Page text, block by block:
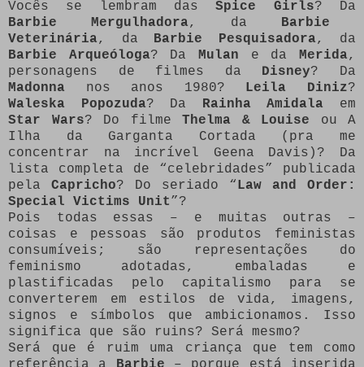
Vocês se lembram dasSpice Girls? Da
Barbie Mergulhadora, da Barbie
Veterinária, da Barbie Pesquisadora, da
Barbie Arqueóloga? DaMulan e daMerida,
personagens de filmes da Disney? Da
Madonna nos anos 1980? Leila Diniz?
Waleska Popozuda? Da Rainha Amidala em
Star Wars? Do filme Thelma & Louise ou A
Ilha da Garganta Cortada (pra me
concentrar na incrível Geena Davis)? Da
lista completa de “celebridades” publicada
pela Capricho? Do seriado “Law and Order:
Special Victims Unit”?
Pois todas essas – e muitas outras –
coisas e pessoas são produtos feministas
consumíveis; são representações do
feminismo adotadas, embaladas e
plastificadas pelo capitalismo para se
converterem em estilos de vida, imagens,
signos e símbolos que ambicionamos. Isso
significa que são ruins? Será mesmo?
Será que é ruim uma criança que tem como